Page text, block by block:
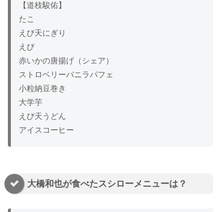
【道枝駿佑】
たこ
えび天にぎり
えび
赤いかの唐揚げ（シェア）
ストロベリーバニラパフェ
小粒納豆巻き
大学芋
えび天うどん
アイスコーヒー
大橋和也が食べたスシローメニューは？